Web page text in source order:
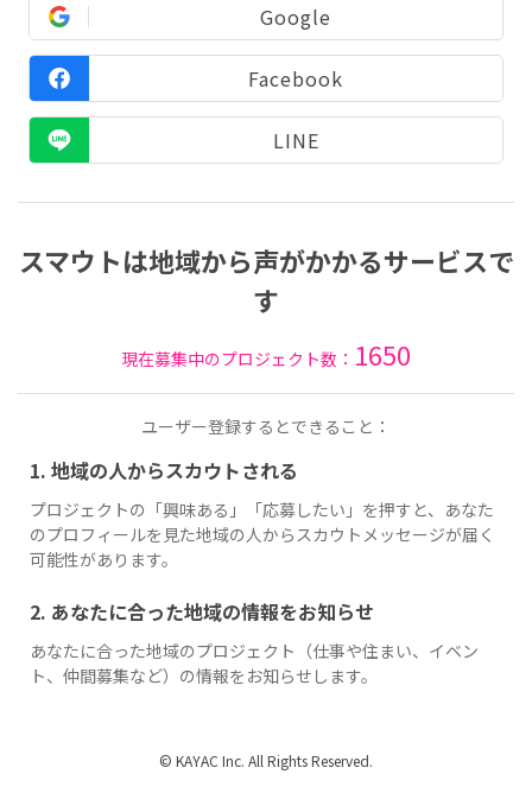
Google
Facebook
LINE
スマウトは地域から声がかかるサービスで
す
現在募集中のプロジェクト数： 1650
ユーザー登録するとできること：
1. 地域の人からスカウトされる
プロジェクトの「興味ある」「応募したい」を押すと、あなた
のプロフィールを見た地域の人からスカウトメッセージが届く
可能性があります。
2. あなたに合った地域の情報をお知らせ
あなたに合った地域のプロジェクト（仕事や住まい、イベン
ト、仲間募集など）の情報をお知らせします。
© KAYAC Inc. All Rights Reserved.